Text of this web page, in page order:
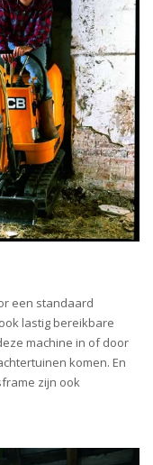
een standaard
lastig bereikbare
machine in of door
komen. En
zijn ook